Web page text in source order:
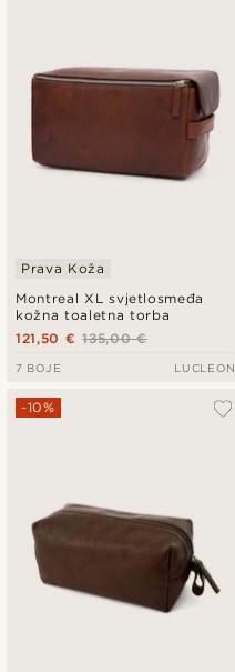
Montreal XL svjetlosmeđa
kožna toaletna torba
Prava Koža
135,00 €
121,50 €
7 BOJE LUCLEON
-10%